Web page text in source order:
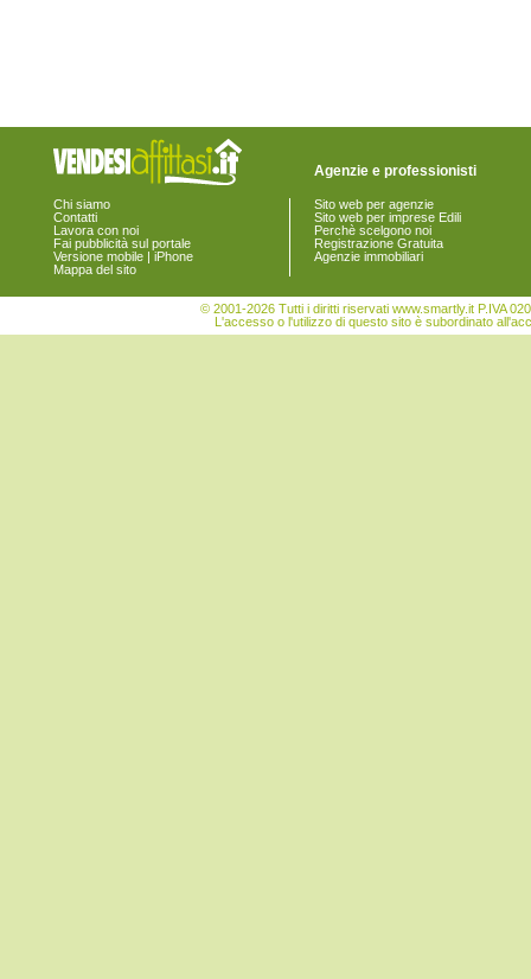
Chi siamo
Contatti
Lavora con noi
Fai pubblicità sul portale
Versione mobile | iPhone
Mappa del sito
Agenzie e professionisti
Sito web per agenzie
Sito web per imprese Edili
Perchè scelgono noi
Registrazione Gratuita
Agenzie immobiliari
© 2001-2026 Tutti i diritti riservati www.smartly.it P.IVA
L'accesso o l'utilizzo di questo sito è subordinato